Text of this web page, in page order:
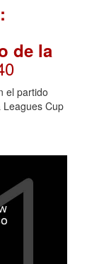
de la
el partido
Cup